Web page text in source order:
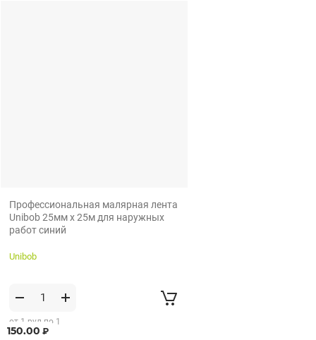
Профессиональная малярная лента
Unibob 25мм х 25м для наружных
работ синий
Unibob
150.00 ₽
от 1 рул по 1
рул